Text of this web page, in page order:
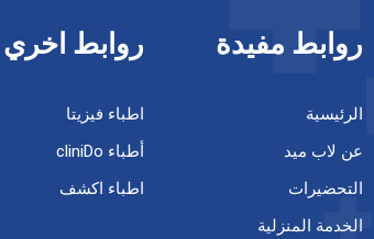
روابط مفيدة
الرئيسية
عن لاب ميد
التحضيرات
الخدمة المنزلية
روابط اخري
اطباء فيزيتا
أطباء cliniDo
اطباء اكشف